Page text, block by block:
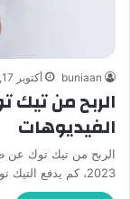
buniaan أكتوبر 17, 2023
الربح من
الفيديوهات
الربح من تيك توك عن
2023، كم يدفع التيك توك مقابل 1000…